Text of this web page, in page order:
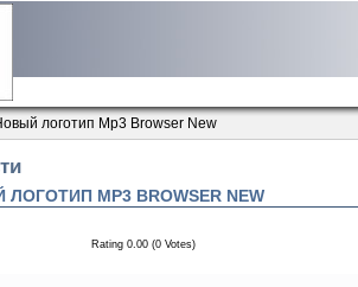
логотип Mp3 Browser New
MP3 BROWSER NEW
Rating 0.00 (0 Votes)